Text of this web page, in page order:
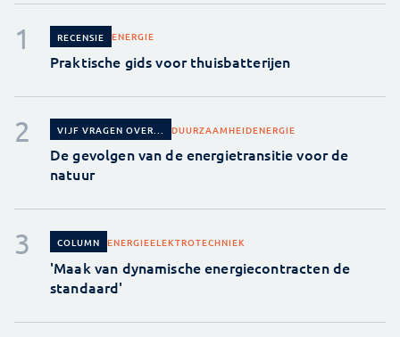
RECENSIE ENERGIE
Praktische gids voor thuisbatterijen
VIJF VRAGEN OVER... DUURZAAMHEIDENERGIE
De gevolgen van de energietransitie voor de
natuur
COLUMN ENERGIEELEKTROTECHNIEK
'Maak van dynamische energiecontracten de
standaard'